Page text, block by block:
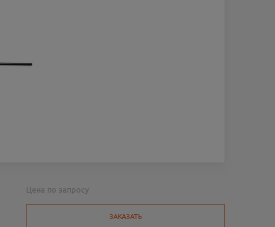
Цена по запросу
ЗАКАЗАТЬ